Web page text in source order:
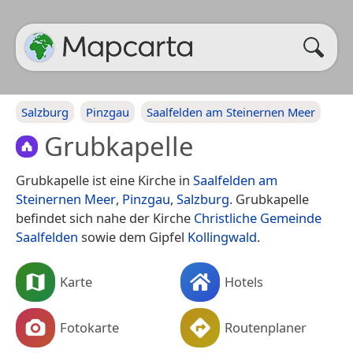
Salzburg Pinzgau Saalfelden am Steinernen Meer
Grubkapelle
Grubkapelle ist eine Kirche in Saalfelden am
Steinernen Meer, Pinzgau, Salzburg. Grubkapelle
befindet sich nahe der Kirche Christliche Gemeinde
Saalfelden sowie dem Gipfel Kollingwald.
Karte Hotels
Fotokarte Routenplaner